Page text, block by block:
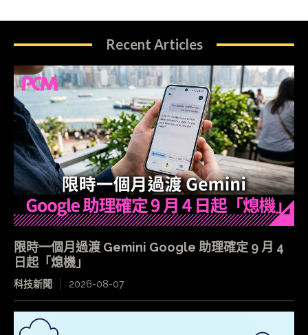
Recent Articles
限時一個月過渡 Gemini Google 助理確定 9 月 4
日起「熄機」
科技新聞 2026-08-07